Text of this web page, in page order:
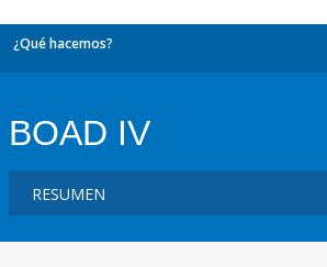
¿Qué hacemos?
BOAD IV